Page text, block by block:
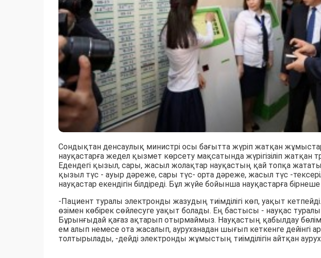
Сондықтан денсаулық министрі осы бағытта жүріп жатқан
науқастарға жедел қызмет көрсету мақсатында жүрігізіліп жатқан
Едендегі қызыл, сары, жасыл жолақтар науқастың қай топқа
қызыл түс - ауыр дәреже, сары түс- орта дәреже, жасыл түс -
науқастар екендігін білдіреді. Бұл жүйе бойынша науқастарға
-Пациент туралы электронды жазудың тиімділігі көп, уақыт
өзімен көбірек сөйлесуге уақыт болады. Ең бастысы - науқас
Бұрынғыдай қағаз ақтарып отырмаймыз. Науқастың қабылдау
ем алып немесе ота жасалып, ауруханадан шығып кеткенге дейінгі
толтырылады, -дейді электронды жұмыстың тиімділігін айтқан